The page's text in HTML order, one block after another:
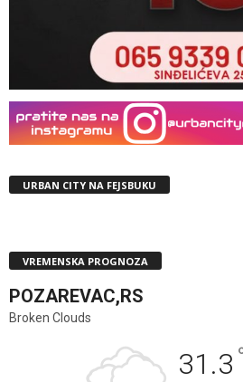
URBAN CITY NA FEJSBUKU
VREMENSKA PROGNOZA
POZAREVAC,RS
Broken Clouds
31.3